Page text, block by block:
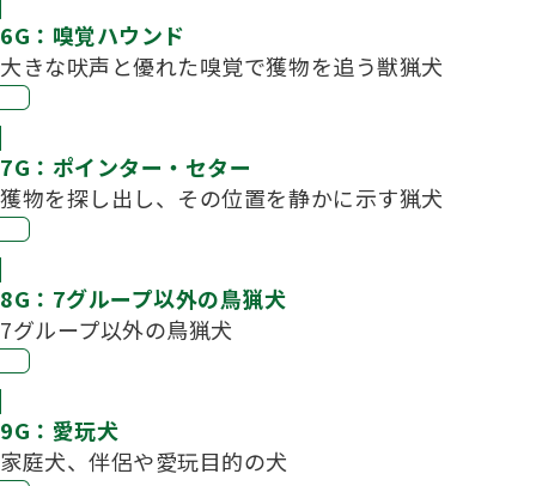
6G：嗅覚ハウンド
大きな吠声と優れた嗅覚で獲物を追う獣猟犬
7G：ポインター・セター
獲物を探し出し、その位置を静かに示す猟犬
8G：7グループ以外の鳥猟犬
7グループ以外の鳥猟犬
9G：愛玩犬
家庭犬、伴侶や愛玩目的の犬